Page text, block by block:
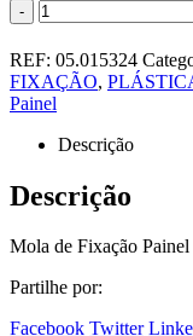
-
REF: 05.015324
FIXAÇÃO,
Painel
Descrição
Descrição
Mola de Fixação Painel
Partilhe por:
Facebook Twitter